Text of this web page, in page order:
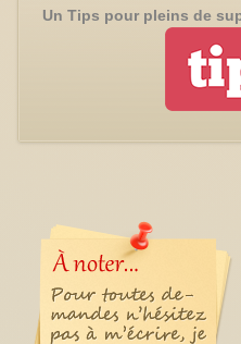
Un Tips pour pleins de